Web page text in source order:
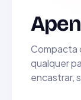
Compacta
qualquer
encastrar,